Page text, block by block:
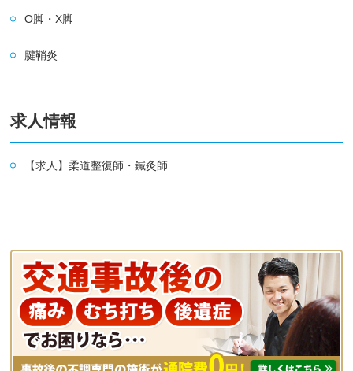
O脚・X脚
腱鞘炎
求人情報
【求人】柔道整復師・鍼灸師